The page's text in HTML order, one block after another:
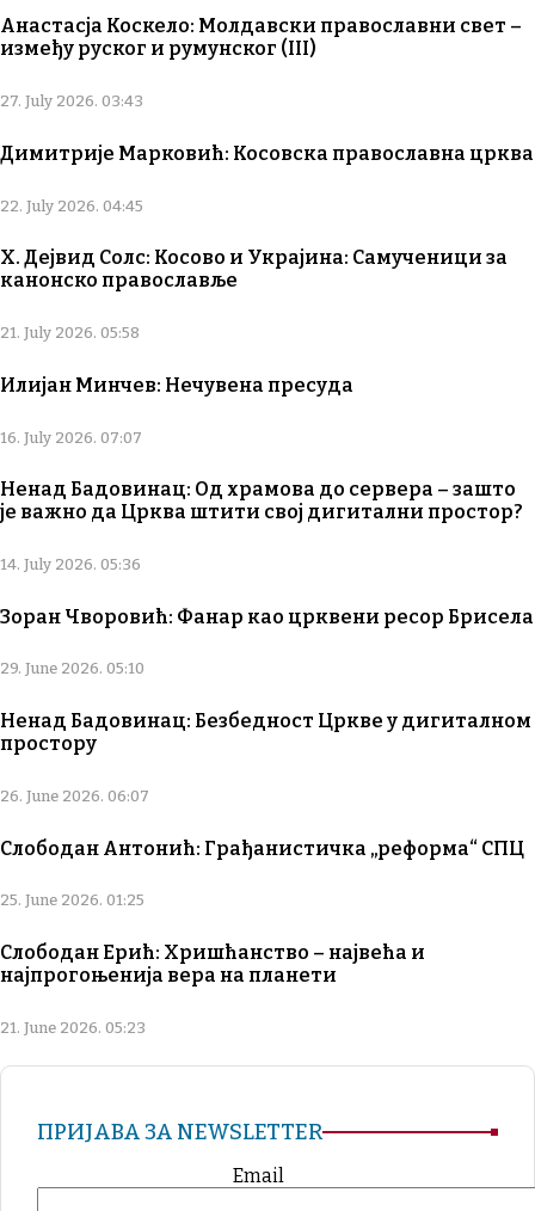
Анастасја Коскело: Молдавски православни свет –
између руског и румунског (III)
27. July 2026. 03:43
Димитрије Марковић: Косовска православна црква
22. July 2026. 04:45
Х. Дејвид Солс: Косово и Украјина: Самученици за
канонско православље
21. July 2026. 05:58
Илијан Минчев: Нечувена пресуда
16. July 2026. 07:07
Ненад Бадовинац: Од храмова до сервера – зашто
је важно да Црква штити свој дигитални простор?
14. July 2026. 05:36
Зоран Чворовић: Фанар као црквени ресор Брисела
29. June 2026. 05:10
Ненад Бадовинац: Безбедност Цркве у дигиталном
простору
26. June 2026. 06:07
Слободан Антонић: Грађанистичка „реформа“ СПЦ
25. June 2026. 01:25
Слободан Ерић: Хришћанство – највећа и
најпрогоњенија вера на планети
21. June 2026. 05:23
ПРИЈАВА ЗА NEWSLETTER
Email